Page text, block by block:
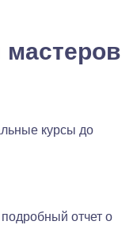
мастеров
курсы до
отчет о